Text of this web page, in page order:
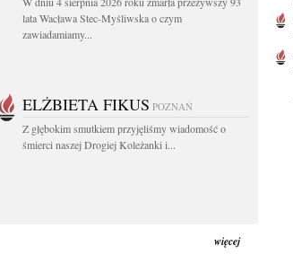
lata Wacława Stec-Myśliwska o czym
zawiadamiamy...
ELŻBIETA FIKUS POZNAŃ
Z głębokim smutkiem przyjęliśmy wiadomość o
śmierci naszej Drogiej Koleżanki i...
więcej